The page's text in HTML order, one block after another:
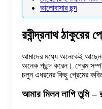
ভালোবাসার ছন্দ
রবীন্দ্রনাথ ঠাকুরের
আমাদের মধ্যে অনেকেই আছেন
অনেক পছন্দ করেন। প্রেম
চলুন এধরনের কিছু প্রেমের
আমার মিলন লাগি তুমি –